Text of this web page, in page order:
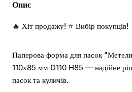
Опис
🔥 Хіт продажу! ⭐ Вибір покупців!
Паперова форма для пасок
110х85 мм D110 H85 — надійне
пасок та куличів.